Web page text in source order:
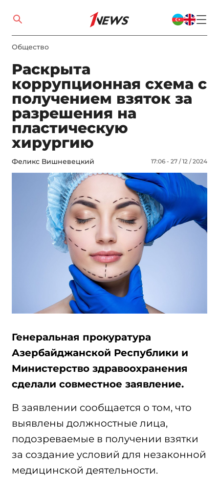
Общество
Раскрыта
коррупционная схема с
получением взяток за
разрешения на
пластическую
хирургию
Феликс Вишневецкий 17:06 - 27 / 12 / 2024
Генеральная прокуратура
Азербайджанской Республики и
Министерство здравоохранения
сделали совместное заявление.
В заявлении сообщается о том, что
выявлены должностные лица,
подозреваемые в получении взятки
за создание условий для незаконной
медицинской деятельности.